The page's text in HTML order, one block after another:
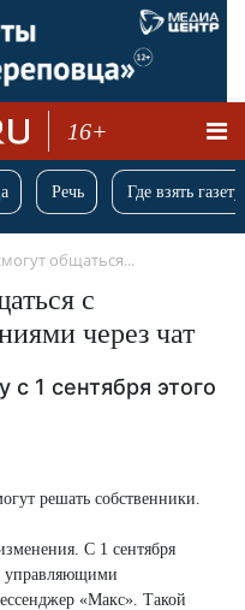
16+
Речь Где взять
общаться...
с
через чат
с 1 сентября этого
решать собственники.
С 1 сентября
управляющими
«Макс». Такой